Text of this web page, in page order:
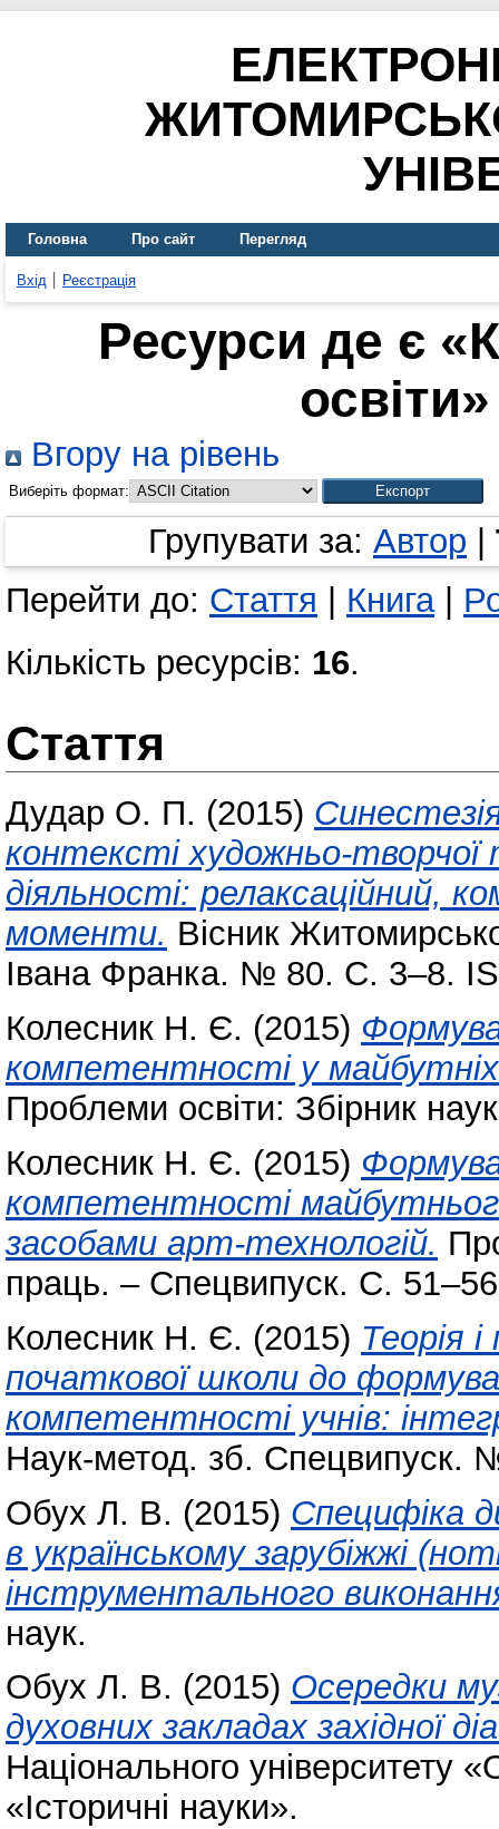
Головна Про сайт Перегляд
Вхід Реєстрація
Ресурси де є
Вгору на рівень
Виберіть формат:
Групувати за: Автор
Перейти до: Стаття Книга|
Кількість ресурсів: 16.
Стаття
Дудар О. П. (2015)
контексті художньо-
діяльності: релаксаційний,
моменти. Вісник
Івана Франка. № 80. С. 3–8.
Колесник Н. Є. (2015)
компетентності у
Проблеми освіти: Збірник
Колесник Н. Є. (2015)
компетентності
засобами арт-технологій.
праць. – Спецвипуск. С.
Колесник Н. Є. (2015) Теорія
початкової школи до
компетентності учнів:
Наук-метод. зб. Спецвипуск.
Обух Л. В. (2015) Специфіка
в українському зарубіжжі
інструментального
наук.
Обух Л. В. (2015) Осередки
духовних закладах західної
Національного університету
«Історичні науки».